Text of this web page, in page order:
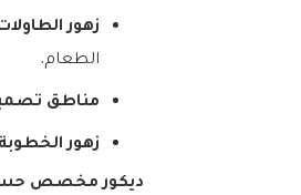
زهور
الطعام.
مناطق
زهور
ديكور مخصص